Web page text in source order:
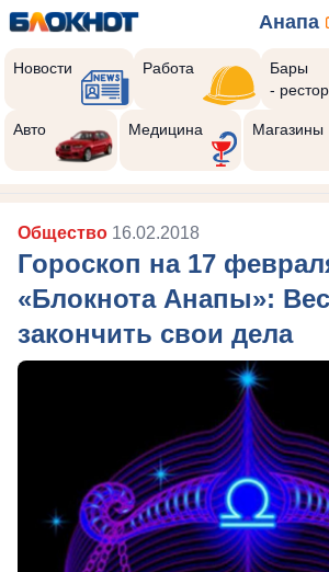
Анапа
Новости Работа
Бары
-
Авто Медицина Магазины
Общество 16.02.2018
Гороскоп на 17
«Блокнота Анапы»:
закончить свои дела